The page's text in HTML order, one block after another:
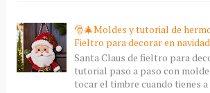
🎅🎄Moldes y tutorial de
Fieltro para decorar en
Santa Claus de fieltro para
tutorial paso a paso con
tocar el timbre cuando tienes